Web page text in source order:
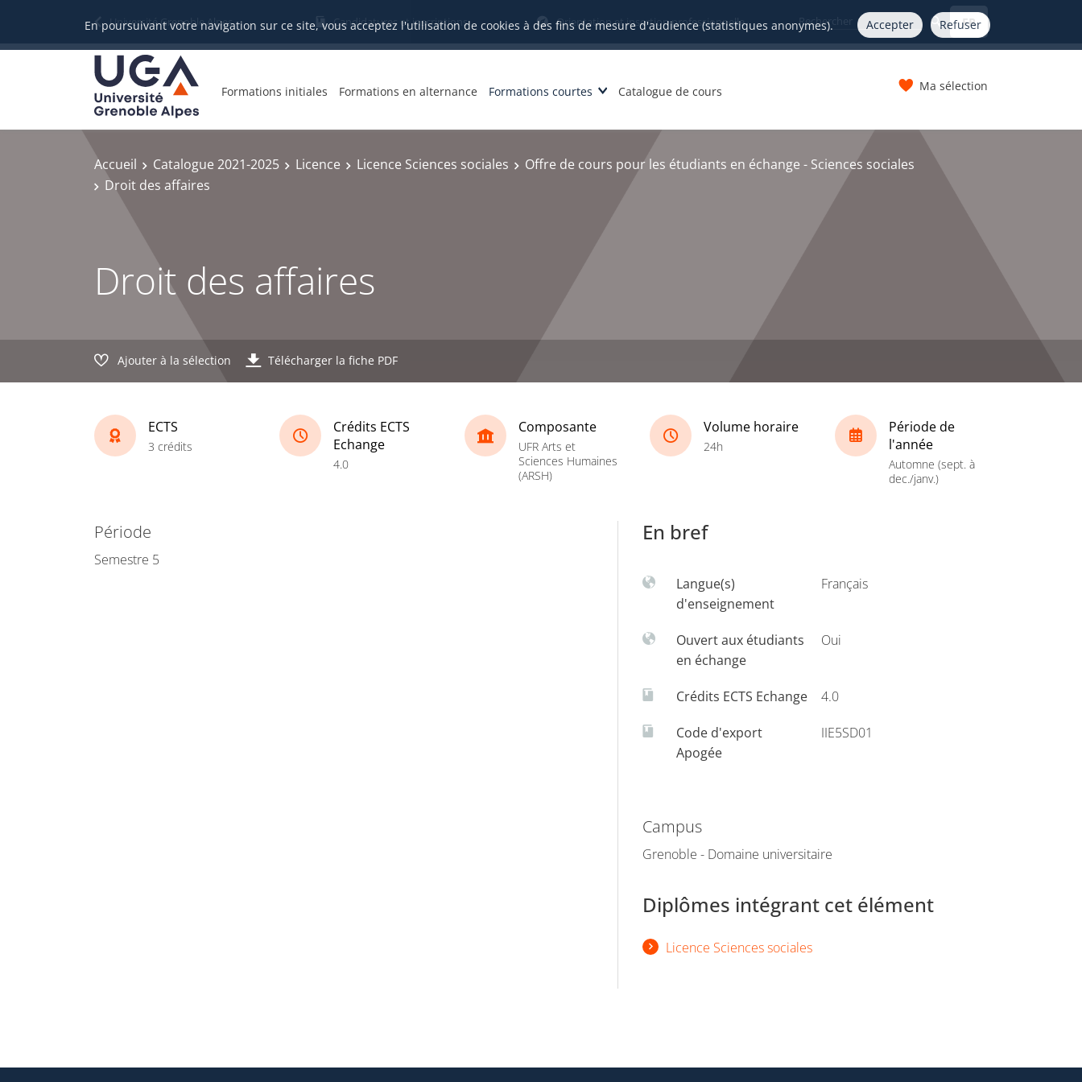
En poursuivant votre navigation sur ce site, vous acceptez l'utilisation de cookies à des fins de mesure d'audience (statistiques anonymes). Accepter Refuser
Université Grenoble Alpes Candidatures et inscriptions Orientation et insertion professionnelle FR
Formations initiales Formations en alternance Formations courtes Catalogue de cours Ma sélection
Accueil Catalogue 2021-2025 Licence Licence Sciences sociales
Offre de cours pour les étudiants en échange - Sciences sociales
Droit des affaires
Droit des affaires
Ajouter à la sélection Télécharger la fiche PDF
ECTS
3 crédits
Crédits ECTS
Echange
4.0
Composante
UFR Arts et
Sciences Humaines
(ARSH)
Volume horaire
24h
Période de
l'année
Automne (sept. à
dec./janv.)
Période
Semestre 5
En bref
Langue(s)
d'enseignement
Français
Ouvert aux étudiants
en échange
Oui
Crédits ECTS Echange 4.0
Code d'export
Apogée
IIE5SD01
Campus
Grenoble - Domaine universitaire
Diplômes intégrant cet élément
Licence Sciences sociales